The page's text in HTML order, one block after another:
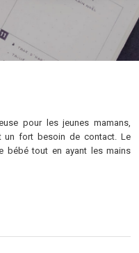
pour les jeunes mamans,
un fort besoin de contact. Le
bébé tout en ayant les mains